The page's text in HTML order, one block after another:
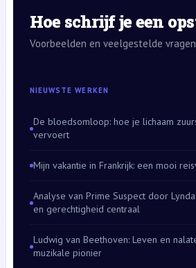
Hoe schrijf je een
Voorbeelden en veelgestelde vragen
NIEUWSTE WERKEN
De bloedsomloop: hoe je lichaam
vervoert
Mijn vakantie in Frankrijk: een mooi
Analyse van Prime Suspect door
en gerechtigheid centraal
Ludwig van Beethoven: Leven en
muzikale pionier